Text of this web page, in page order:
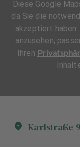
Karlstraße
Diese Google
da Sie die
akzeptiert
anzusehen,
Ihren